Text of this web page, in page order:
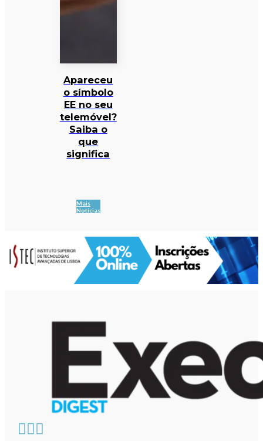
Apareceu
o símbolo
EE no seu
telemóvel?
Saiba o
que
significa
Mais
Notícias